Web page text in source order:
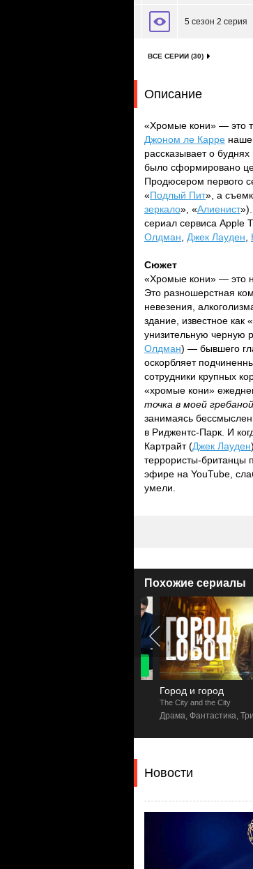
5 сезон 2 серия
ВСЕ СЕРИИ (30)
Описание
«Хромые кони» — это
Джоном ле Карре
рассказывает о
было сформировано
Продюсером первого
«Подлый Пит», а
зеркало», «Алиенист
сериал сервиса Apple
Олдман
Джек Лауден
Сюжет
«Хромые кони» — это
Это разношерстная
невезения,
здание, известное
унизительную черную
Олдман) — бывшего
оскорбляет
сотрудники крупных
«хромые кони»
точка в моей
занимаясь
в Риджентс-Парк. И
Картрайт (Джек Лауден
террористы-британцы
эфире на YouTube,
умели.
Похожие сериалы
Город и город
The City and the City
Драма, Фантастика,
Новости